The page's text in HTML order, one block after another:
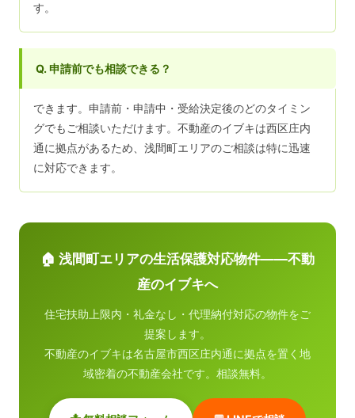
す。
Q. 申請前でも相談できる？
できます。申請前・申請中・受給決定後のどのタイミン
グでもご相談いただけます。不動産のイブキは西区庄内
通に拠点があるため、浅間町エリアのご相談は特に迅速
に対応できます。
🏠 浅間町エリアの生活保護対応物件——不動
産のイブキへ
住宅扶助上限内・礼金なし・代理納付対応の物件をご
提案します。
不動産のイブキは名古屋市西区庄内通に拠点を置く地
域密着の不動産会社です。相談無料。